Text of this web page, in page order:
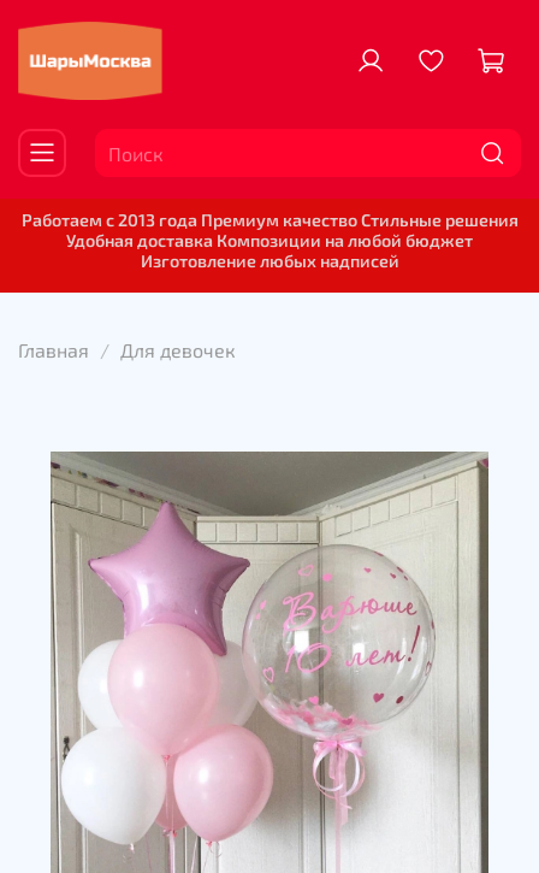
Работаем с 2013 года Премиум качество Стильные решения
Удобная доставка Композиции на любой бюджет
Изготовление любых надписей
Главная Для девочек